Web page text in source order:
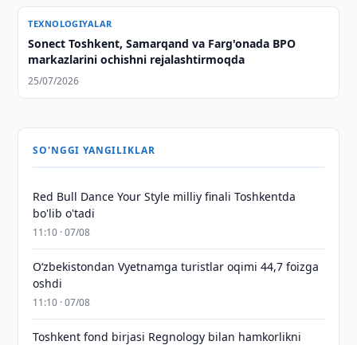
TEXNOLOGIYALAR
Sonect Toshkent, Samarqand va Farg'onada BPO
markazlarini ochishni rejalashtirmoqda
25/07/2026
SO'NGGI YANGILIKLAR
Red Bull Dance Your Style milliy finali Toshkentda
bo'lib o'tadi
11:10 · 07/08
O‘zbekistondan Vyetnamga turistlar oqimi 44,7 foizga
oshdi
11:10 · 07/08
Toshkent fond birjasi Regnology bilan hamkorlikni